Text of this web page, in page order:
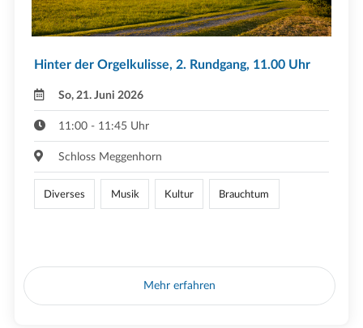
Hinter der Orgelkulisse, 2. Rundgang, 11.00 Uhr
So, 21. Juni 2026
11:00 - 11:45 Uhr
Schloss Meggenhorn
Diverses Musik Kultur Brauchtum
Mehr erfahren